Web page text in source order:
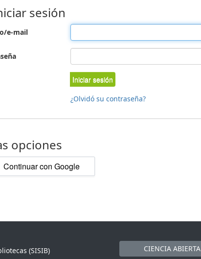
sesión
e-mail
Iniciar sesión
¿Olvidó su contraseña?
opciones
Continuar con Google
(SISIB)
CIENCIA ABIERTA